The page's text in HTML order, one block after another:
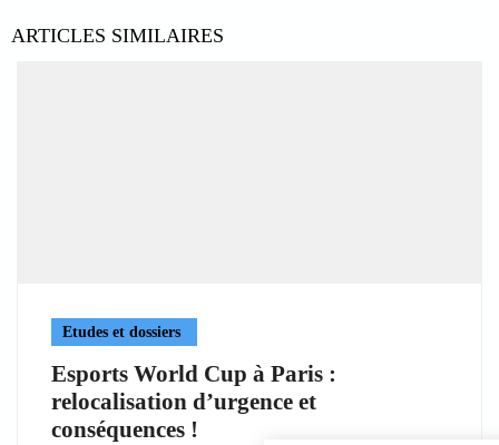
ARTICLES SIMILAIRES
Etudes et dossiers
Esports World Cup à Paris :
relocalisation d’urgence et
conséquences !